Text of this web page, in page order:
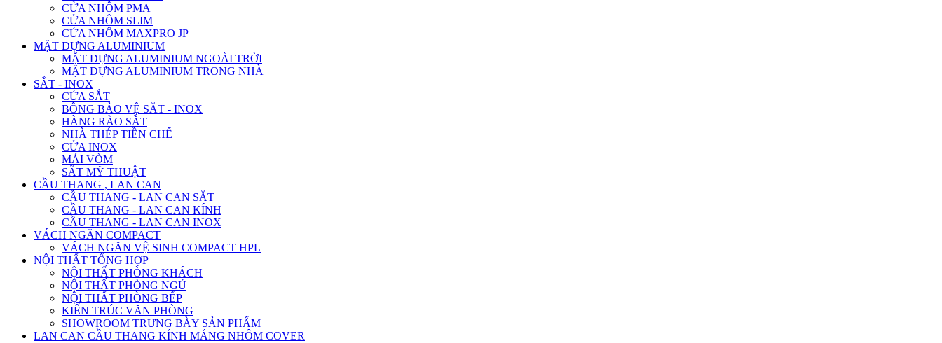
CỬA NHÔM PMA
CỬA NHÔM SLIM
CỬA NHÔM MAXPRO JP
MẶT DỰNG ALUMINIUM
MẶT DỰNG ALUMINIUM NGOÀI TRỜI
MẶT DỰNG ALUMINIUM TRONG NHÀ
SẮT - INOX
CỬA SẮT
BÔNG BẢO VỆ SẮT - INOX
HÀNG RÀO SẮT
NHÀ THÉP TIỀN CHẾ
CỬA INOX
MÁI VÒM
SẮT MỸ THUẬT
CẦU THANG , LAN CAN
CẦU THANG - LAN CAN SẮT
CẦU THANG - LAN CAN KÍNH
CẦU THANG - LAN CAN INOX
VÁCH NGĂN COMPACT
VÁCH NGĂN VỆ SINH COMPACT HPL
NỘI THẤT TỔNG HỢP
NỘI THẤT PHÒNG KHÁCH
NỘI THẤT PHÒNG NGỦ
NỘI THẤT PHÒNG BẾP
KIẾN TRÚC VĂN PHÒNG
SHOWROOM TRƯNG BÀY SẢN PHẨM
LAN CAN CẦU THANG KÍNH MÁNG NHÔM COVER